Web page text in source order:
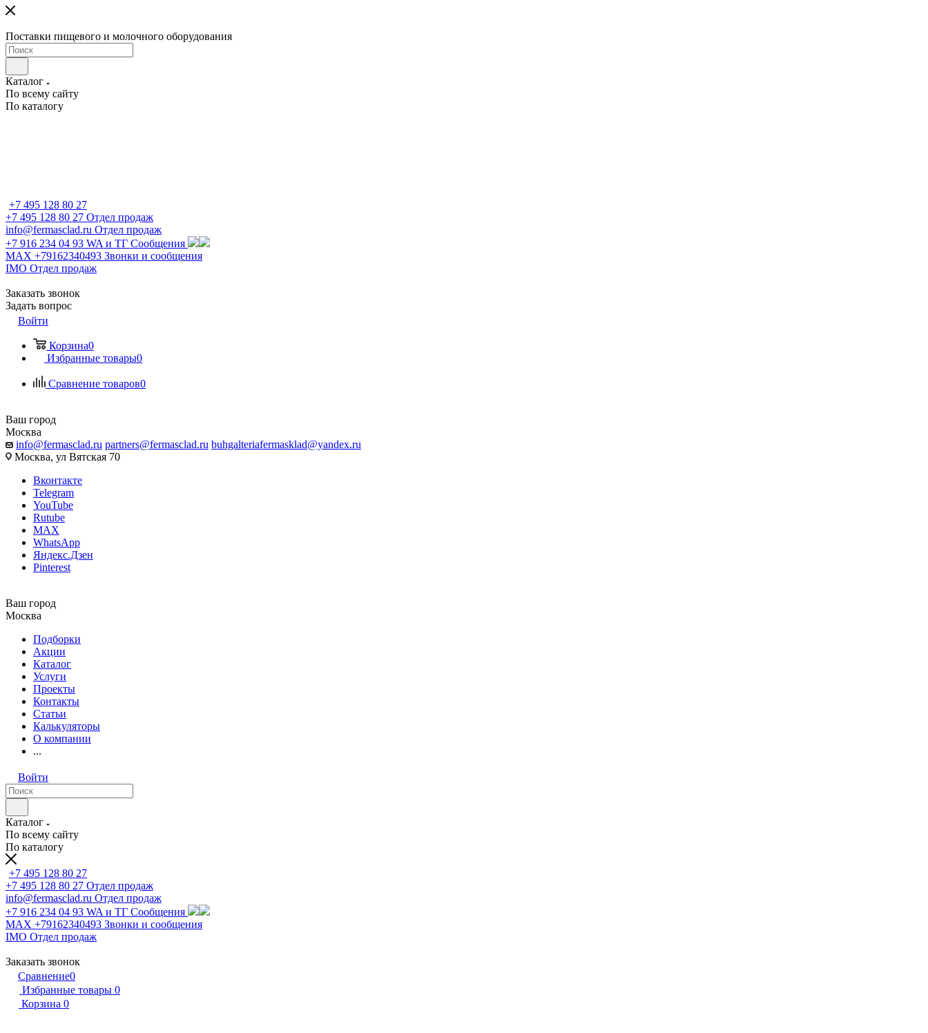
Поставки пищевого и молочного оборудования
Каталог
По всему сайту
По каталогу
+7 495 128 80 27
+7 495 128 80 27 Отдел продаж
info@fermasclad.ru Отдел продаж
+7 916 234 04 93 WA и ТГ Сообщения
MAX +79162340493 Звонки и сообщения
IMO Отдел продаж
Заказать звонок
Задать вопрос
Войти
Корзина0
Избранные товары0
Сравнение товаров0
Ваш город
Москва
info@fermasclad.ru partners@fermasclad.ru buhgalteriafermasklad@yandex.ru
Москва, ул Вятская 70
Вконтакте
Telegram
YouTube
Rutube
MAX
WhatsApp
Яндекс.Дзен
Pinterest
Ваш город
Москва
Подборки
Акции
Каталог
Услуги
Проекты
Контакты
Статьи
Калькуляторы
О компании
...
Войти
Каталог
По всему сайту
По каталогу
+7 495 128 80 27
+7 495 128 80 27 Отдел продаж
info@fermasclad.ru Отдел продаж
+7 916 234 04 93 WA и ТГ Сообщения
MAX +79162340493 Звонки и сообщения
IMO Отдел продаж
Заказать звонок
Сравнение0
Избранные товары 0
Корзина 0